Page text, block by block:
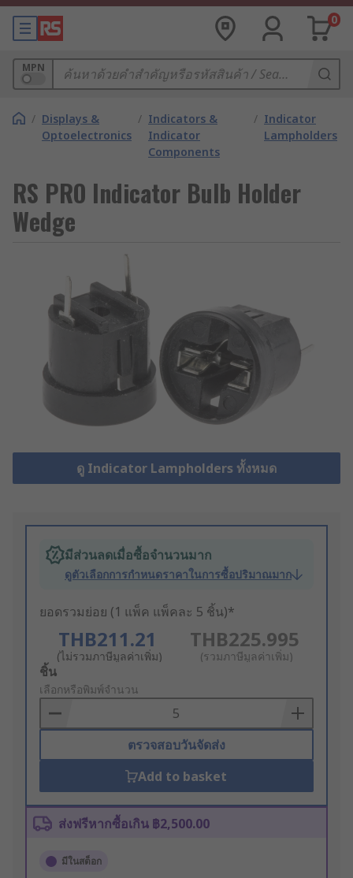
0
MPN
/ Displays &
Optoelectronics
/ Indicators &
Indicator
Components
/ Indicator
Lampholders
RS PRO Indicator Bulb Holder
Wedge
ดู Indicator Lampholders ทั้งหมด
มีส่วนลดเมื่อซื้อจำนวนมาก
ดูตัวเลือกการกำหนดราคาในการซื้อปริมาณมาก
ยอดรวมย่อย (1 แพ็ค แพ็คละ 5 ชิ้น)*
THB211.21
(ไม่รวมภาษีมูลค่าเพิ่ม)
THB225.995
(รวมภาษีมูลค่าเพิ่ม)
Add
to
Basket
ชิ้น
เลือกหรือพิมพ์จำนวน
ตรวจสอบวันจัดส่ง
Add to basket
ส่งฟรีหากซื้อเกิน ฿2,500.00
มีในสต็อก